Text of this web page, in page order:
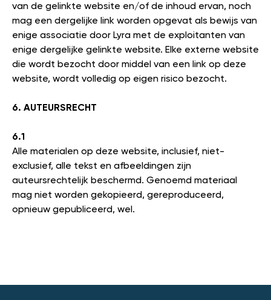
van de gelinkte website en/of de inhoud ervan, noch
mag een dergelijke link worden opgevat als bewijs van
enige associatie door Lyra met de exploitanten van
enige dergelijke gelinkte website. Elke externe website
die wordt bezocht door middel van een link op deze
website, wordt volledig op eigen risico bezocht.
6. AUTEURSRECHT
6.1
Alle materialen op deze website, inclusief, niet-
exclusief, alle tekst en afbeeldingen zijn
auteursrechtelijk beschermd. Genoemd materiaal
mag niet worden gekopieerd, gereproduceerd,
opnieuw gepubliceerd, wel.